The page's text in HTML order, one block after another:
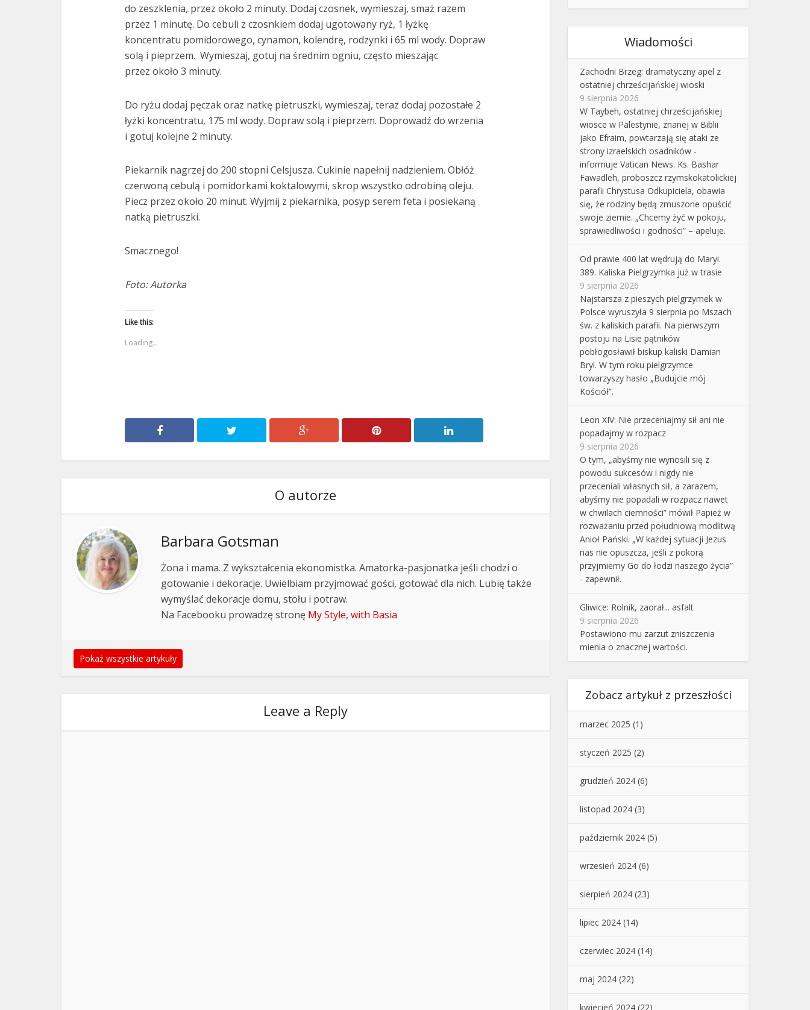
do zeszklenia, przez około 2 minuty. Dodaj czosnek, wymieszaj, smaż razem
przez 1 minutę. Do cebuli z czosnkiem dodaj ugotowany ryż, 1 łyżkę
koncentratu pomidorowego, cynamon, kolendrę, rodzynki i 65 ml wody. Dopraw
solą i pieprzem. Wymieszaj, gotuj na średnim ogniu, często mieszając
przez około 3 minuty.
Do ryżu dodaj pęczak oraz natkę pietruszki, wymieszaj, teraz dodaj pozostałe 2
łyżki koncentratu, 175 ml wody. Dopraw solą i pieprzem. Doprowadź do wrzenia
i gotuj kolejne 2 minuty.
Piekarnik nagrzej do 200 stopni Celsjusza. Cukinie napełnij nadzieniem. Obłóż
czerwoną cebulą i pomidorkami koktalowymi, skrop wszystko odrobiną oleju.
Piecz przez około 20 minut. Wyjmij z piekarnika, posyp serem feta i posiekaną
natką pietruszki.
Smacznego!
Foto: Autorka
Like this:
Loading...
O autorze
Barbara Gotsman
Żona i mama. Z wykształcenia ekonomistka. Amatorka-pasjonatka jeśli chodzi o
gotowanie i dekoracje. Uwielbiam przyjmować gości, gotować dla nich. Lubię także
wymyślać dekoracje domu, stołu i potraw.
Na Facebooku prowadzę stronę My Style, with Basia
Pokaż wszystkie artykuły
Leave a Reply
Wiadomości
Zachodni Brzeg: dramatyczny apel z
ostatniej chrześcijańskiej wioski
9 sierpnia 2026
W Taybeh, ostatniej chrześcijańskiej
wiosce w Palestynie, znanej w Biblii
jako Efraim, powtarzają się ataki ze
strony izraelskich osadników -
informuje Vatican News. Ks. Bashar
Fawadleh, proboszcz rzymskokatolickiej
parafii Chrystusa Odkupiciela, obawia
się, że rodziny będą zmuszone opuścić
swoje ziemie. „Chcemy żyć w pokoju,
sprawiedliwości i godności” – apeluje.
Od prawie 400 lat wędrują do Maryi.
389. Kaliska Pielgrzymka już w trasie
9 sierpnia 2026
Najstarsza z pieszych pielgrzymek w
Polsce wyruszyła 9 sierpnia po Mszach
św. z kaliskich parafii. Na pierwszym
postoju na Lisie pątników
pobłogosławił biskup kaliski Damian
Bryl. W tym roku pielgrzymce
towarzyszy hasło „Budujcie mój
Kościół”.
Leon XIV: Nie przeceniajmy sił ani nie
popadajmy w rozpacz
9 sierpnia 2026
O tym, „abyśmy nie wynosili się z
powodu sukcesów i nigdy nie
przeceniali własnych sił, a zarazem,
abyśmy nie popadali w rozpacz nawet
w chwilach ciemności” mówił Papież w
rozważaniu przed południową modlitwą
Anioł Pański. „W każdej sytuacji Jezus
nas nie opuszcza, jeśli z pokorą
przyjmiemy Go do łodzi naszego życia”
- zapewnił.
Gliwice: Rolnik, zaorał... asfalt
9 sierpnia 2026
Postawiono mu zarzut zniszczenia
mienia o znacznej wartości.
Zobacz artykuł z przeszłości
marzec 2025 (1)
styczeń 2025 (2)
grudzień 2024 (6)
listopad 2024 (3)
październik 2024 (5)
wrzesień 2024 (6)
sierpień 2024 (23)
lipiec 2024 (14)
czerwiec 2024 (14)
maj 2024 (22)
kwiecień 2024 (22)